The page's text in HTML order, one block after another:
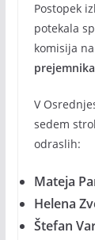
Postopek
potekala
komisija
V
sedem
odraslih:
Mateja
Helena
Štefan